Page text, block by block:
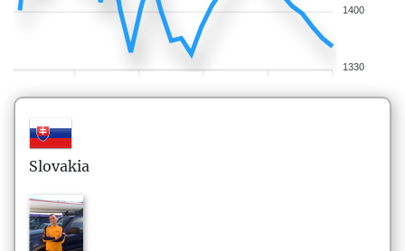
1400
1330
Slovakia